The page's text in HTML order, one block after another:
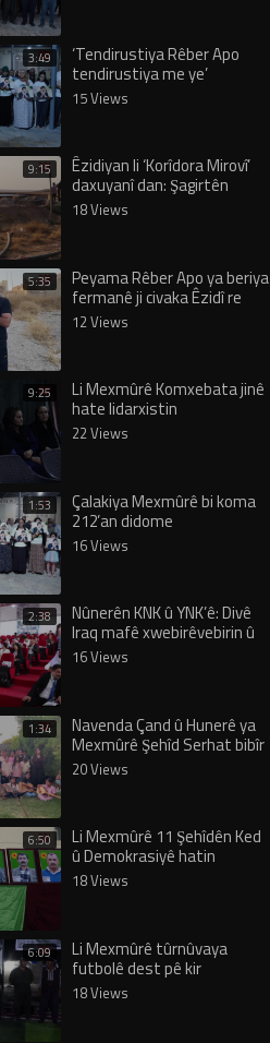
3:49 ‘Tendirustiya Rêber Apo
tendirustiya me ye’
15 Views
9:15 Êzidiyan li ‘Korîdora Mirovî’
daxuyanî dan: Şagirtên
Rêber Apo vê rêyê ji me re
vekirin!
18 Views
5:35 Peyama Rêber Apo ya beriya
fermanê ji civaka Êzidî re
şandî eşkere bû!
12 Views
9:25 Li Mexmûrê Komxebata jinê
hate lidarxistin
22 Views
1:53 Çalakiya Mexmûrê bi koma
212’an didome
16 Views
2:38 Nûnerên KNK û YNK’ê: Divê
Iraq mafê xwebirêvebirin û
parastina Êzidiyan nas bike
16 Views
1:34 Navenda Çand û Hunerê ya
Mexmûrê Şehîd Serhat bibîr
anî
20 Views
6:50 Li Mexmûrê 11 Şehîdên Ked
û Demokrasiyê hatin
bibîranîn
18 Views
6:09 Li Mexmûrê tûrnûvaya
futbolê dest pê kir
18 Views